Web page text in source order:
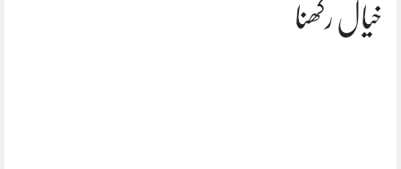
خیال رکھنا